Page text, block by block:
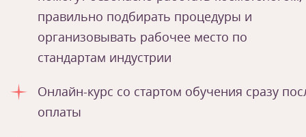
правильно подбирать процедуры и
организовывать рабочее место по
стандартам индустрии
Онлайн-курс со стартом обучения сразу
оплаты